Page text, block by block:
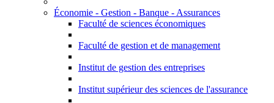
Économie - Gestion - Banque - Assurances
Faculté de sciences économiques
Faculté de gestion et de management
Institut de gestion des entreprises
Institut supérieur des sciences de l'assurance